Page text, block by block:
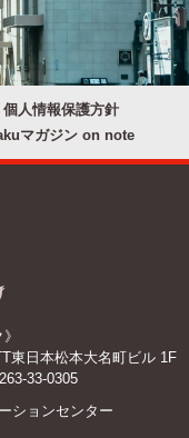
個人情報保護方針
マガジン on note
東日本松本大名町ビル 1F
33-0305
ションセンター